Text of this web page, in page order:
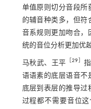
单值原则切分音段所
的辅音种类多，但符
音系规则更加吻合，
统的音位分析更加优越
马秋武、王平 ［29］
语语素的底层语音不
底层到表层的推导过
过程都不需要音位这